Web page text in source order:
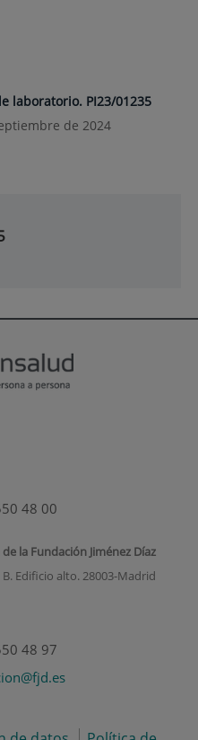
laboratorio. PI23/01235
de 2024
48 00
la Fundación Jiménez Díaz
Edificio alto. 28003-Madrid
48 97